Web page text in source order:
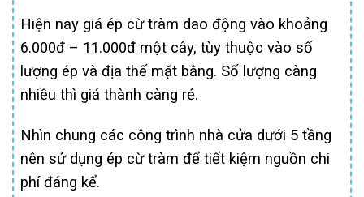
Hiện nay giá ép cừ tràm dao động vào khoảng
6.000đ – 11.000đ một cây, tùy thuộc vào số
lượng ép và địa thế mặt bằng. Số lượng càng
nhiều thì giá thành càng rẻ.
Nhìn chung các công trình nhà cửa dưới 5 tầng
nên sử dụng ép cừ tràm để tiết kiệm nguồn chi
phí đáng kể.